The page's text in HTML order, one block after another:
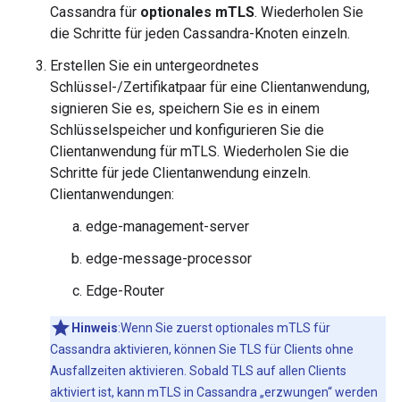
Cassandra für optionales mTLS. Wiederholen Sie
die Schritte für jeden Cassandra-Knoten einzeln.
Erstellen Sie ein untergeordnetes
Schlüssel-/Zertifikatpaar für eine Clientanwendung,
signieren Sie es, speichern Sie es in einem
Schlüsselspeicher und konfigurieren Sie die
Clientanwendung für mTLS. Wiederholen Sie die
Schritte für jede Clientanwendung einzeln.
Clientanwendungen:
edge-management-server
edge-message-processor
Edge-Router
Hinweis:Wenn Sie zuerst optionales mTLS für
Cassandra aktivieren, können Sie TLS für Clients ohne
Ausfallzeiten aktivieren. Sobald TLS auf allen Clients
aktiviert ist, kann mTLS in Cassandra „erzwungen“ werden